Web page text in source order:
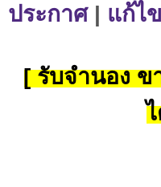
ประกาศ| แก้ไ
[ รับจำนอง ข